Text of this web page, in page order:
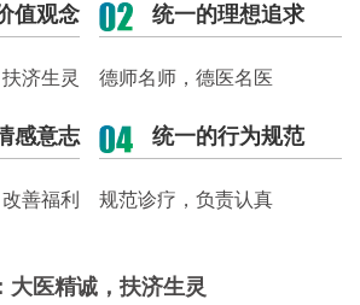
值观念
济生灵
感意志
善福利
统一的理想追求
德师名师，德医名医
统一的行为规范
规范诊疗，负责认真
大医精诚，扶济生灵